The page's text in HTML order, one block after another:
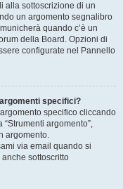
alla sottoscrizione di un
un argomento segnalibro
quando c’è un
della Board. Opzioni di
configurate nel Pannello
specifici?
specifico cliccando
argomento”,
argomento.
via email quando si
sottoscritto